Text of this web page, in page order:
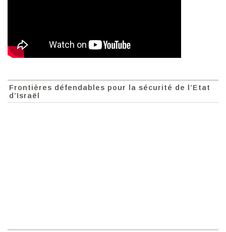
Frontières défendables pour la sécurité de l’Etat
d’Israël